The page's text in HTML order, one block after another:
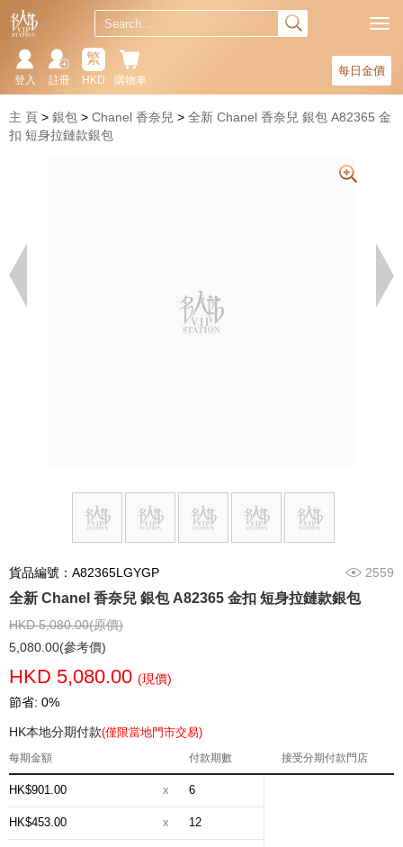
每日金價
購物車
繁
HKD
註冊
登入
主 頁 銀包 Chanel 香奈兒
全新 Chanel 香奈兒 銀包 A82365 金
扣 短身拉鏈款銀包
貨品編號：A82365LGYGP 2559
全新 Chanel 香奈兒 銀包 A82365 金扣 短身拉鏈款銀包
HKD 5,080.00(原價)
5,080.00(參考價)
HKD 5,080.00 (現價)
節省: 0%
HK本地分期付款(僅限當地門市交易)
每期金額 付款期數 接受分期付款門店
HK$901.00 x 6
HK$453.00 x 12